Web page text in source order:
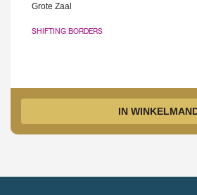
Grote Zaal
SHIFTING BORDERS
IN